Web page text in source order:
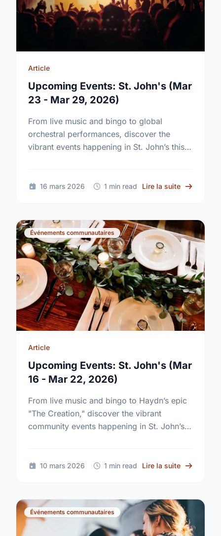
Article
Upcoming Events: St. John's (Mar
23 - Mar 29, 2026)
From live music and bingo to global
orchestral performances, discover the
vibrant events happening in St. John’s this
16 mars 2026 1 min read Lire la suite sur
Événements communautaires
Article
Upcoming Events: St. John's (Mar
16 - Mar 22, 2026)
From live music and bingo to Haydn’s epic
"The Creation," discover the vibrant
community events happening in St. John’s
10 mars 2026 1 min read Lire la suite sur
Événements communautaires